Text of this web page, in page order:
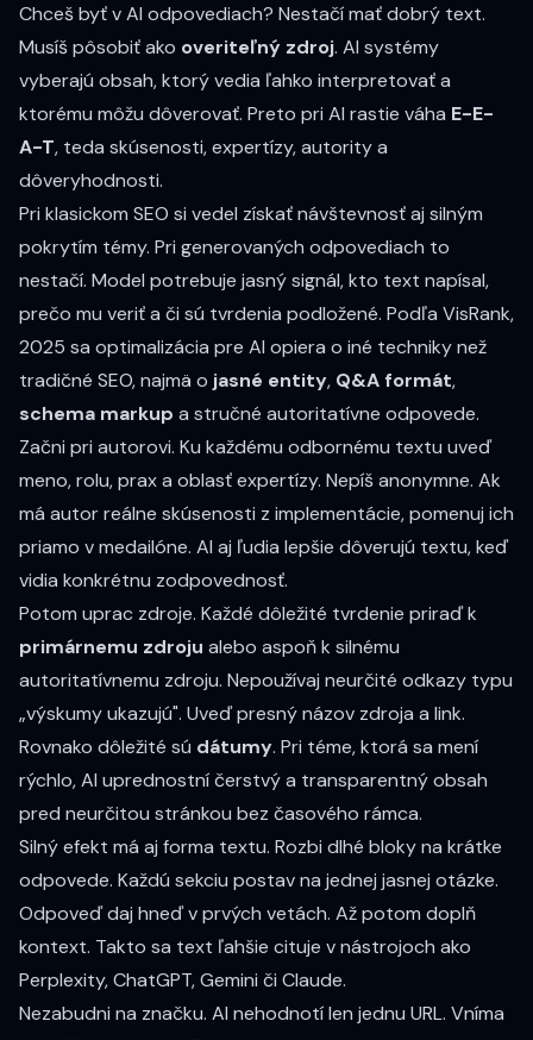
Chceš byť v AI odpovediach? Nestačí mať dobrý text.
Musíš pôsobiť ako overiteľný zdroj. AI systémy
vyberajú obsah, ktorý vedia ľahko interpretovať a
ktorému môžu dôverovať. Preto pri AI rastie váha E-E-
A-T, teda skúsenosti, expertízy, autority a
dôveryhodnosti.
Pri klasickom SEO si vedel získať návštevnosť aj silným
pokrytím témy. Pri generovaných odpovediach to
nestačí. Model potrebuje jasný signál, kto text napísal,
prečo mu veriť a či sú tvrdenia podložené. Podľa VisRank,
2025 sa optimalizácia pre AI opiera o iné techniky než
tradičné SEO, najmä o jasné entity, Q&A formát,
schema markup a stručné autoritatívne odpovede.
Začni pri autorovi. Ku každému odbornému textu uveď
meno, rolu, prax a oblasť expertízy. Nepíš anonymne. Ak
má autor reálne skúsenosti z implementácie, pomenuj ich
priamo v medailóne. AI aj ľudia lepšie dôverujú textu, keď
vidia konkrétnu zodpovednosť.
Potom uprac zdroje. Každé dôležité tvrdenie priraď k
primárnemu zdroju alebo aspoň k silnému
autoritatívnemu zdroju. Nepoužívaj neurčité odkazy typu
„výskumy ukazujú". Uveď presný názov zdroja a link.
Rovnako dôležité sú dátumy. Pri téme, ktorá sa mení
rýchlo, AI uprednostní čerstvý a transparentný obsah
pred neurčitou stránkou bez časového rámca.
Silný efekt má aj forma textu. Rozbi dlhé bloky na krátke
odpovede. Každú sekciu postav na jednej jasnej otázke.
Odpoveď daj hneď v prvých vetách. Až potom doplň
kontext. Takto sa text ľahšie cituje v nástrojoch ako
Perplexity, ChatGPT, Gemini či Claude.
Nezabudni na značku. AI nehodnotí len jednu URL. Vníma